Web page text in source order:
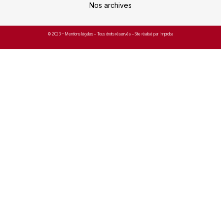
Nos archives
© 2023 – Mentions légales – Tous droits réservés – Site réalisé par Improba